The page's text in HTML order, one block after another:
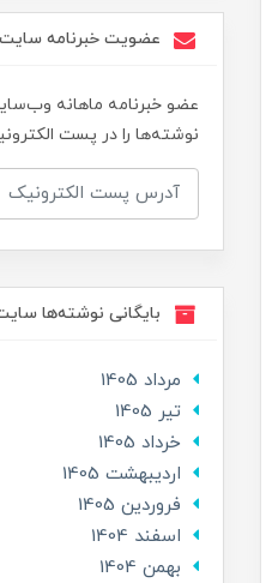
عضویت خبرنامه
عضو خبرنامه ماهانه
نوشته‌ها را در پست
بایگانی نوشته‌ها
مرداد 1405
تير 1405
خرداد 1405
ارديبهشت 1405
فروردین 1405
اسفند 1404
بهمن 1404